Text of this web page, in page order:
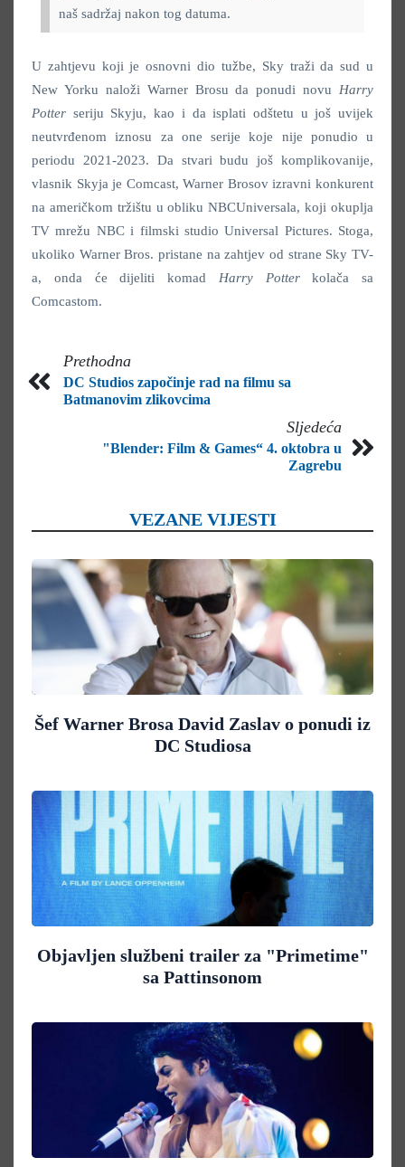
naš sadržaj nakon tog datuma.
U zahtjevu koji je osnovni dio tužbe, Sky traži da sud u
New Yorku naloži Warner Brosu da ponudi novu Harry
Potter seriju Skyju, kao i da isplati odštetu u još uvijek
neutvrđenom iznosu za one serije koje nije ponudio u
periodu 2021-2023. Da stvari budu još komplikovanije,
vlasnik Skyja je Comcast, Warner Brosov izravni konkurent
na američkom tržištu u obliku NBCUniversala, koji okuplja
TV mrežu NBC i filmski studio Universal Pictures. Stoga,
ukoliko Warner Bros. pristane na zahtjev od strane Sky TV-
a, onda će dijeliti komad Harry Potterkolača sa
Comcastom.
Prethodna
DC Studios započinje rad na filmu sa
Batmanovim zlikovcima
Sljedeća
"Blender: Film & Games“ 4. oktobra u
Zagrebu
VEZANE VIJESTI
Šef Warner Brosa David Zaslav o ponudi iz
DC Studiosa
Objavljen službeni trailer za "Primetime"
sa Pattinsonom